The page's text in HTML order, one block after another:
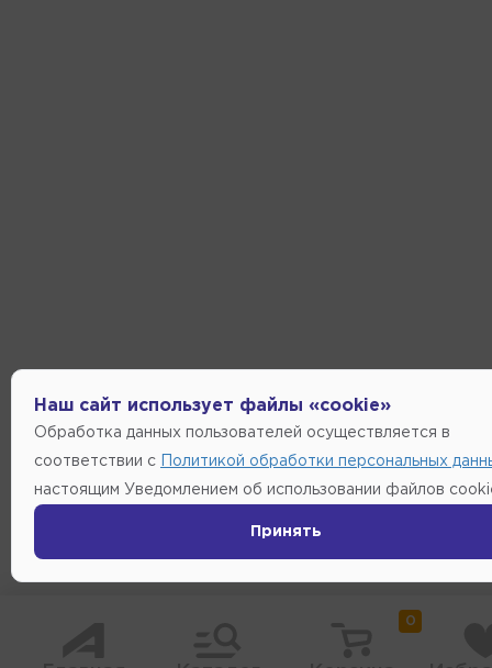
0
Наш сайт использует файлы «cookie»
Обработка данных пользователей осуществляется в
соответствии с Политикой обработки персональных
настоящим Уведомлением об использовании файлов
Принять